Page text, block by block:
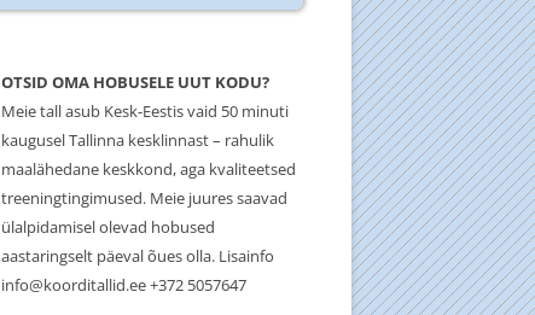
OTSID OMA HOBUSELE UUT KODU?
Meie tall asub Kesk-Eestis vaid 50 minuti
kaugusel Tallinna kesklinnast – rahulik
maalähedane keskkond, aga kvaliteetsed
treeningtingimused. Meie juures saavad
ülalpidamisel olevad hobused
aastaringselt päeval õues olla. Lisainfo
info@koorditallid.ee +372 5057647